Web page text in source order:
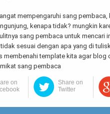
mempengaruhi sang
kenapa tidak? mungkin
sang pembaca untuk mencari
sesuai dengan apa yang di
membenahi template kita agar
sang pembaca
on
Share on
Twitter